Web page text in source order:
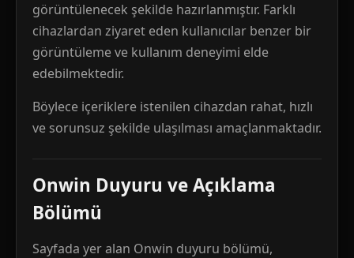
görüntülenecek şekilde hazırlanmıştır. Farklı
cihazlardan ziyaret eden kullanıcılar benzer bir
görüntüleme ve kullanım deneyimi elde
edebilmektedir.
Böylece içeriklere istenilen cihazdan rahat, hızlı
ve sorunsuz şekilde ulaşılması amaçlanmaktadır.
Onwin Duyuru ve Açıklama
Bölümü
Sayfada yer alan Onwin duyuru bölümü,